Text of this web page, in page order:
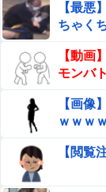
【最悪
ちゃく
【動画
モンバ
【画像
ｗｗｗ
【閲覧